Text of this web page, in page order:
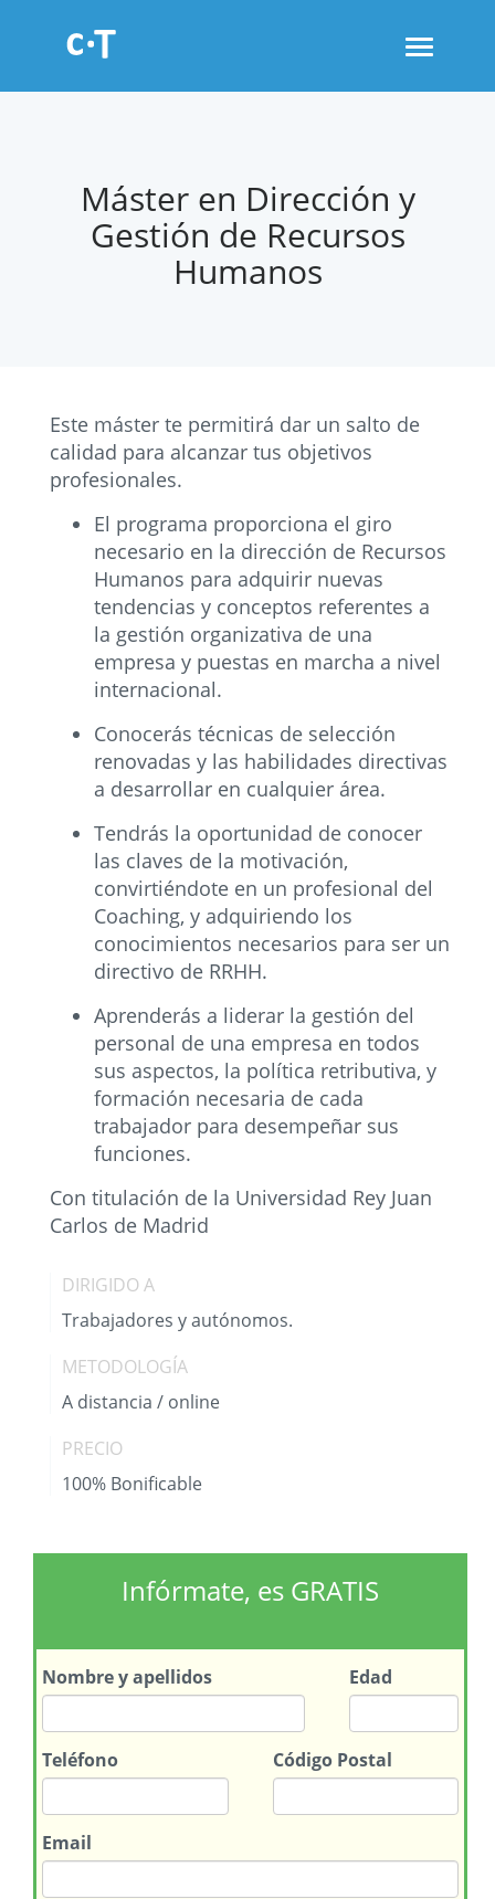
Toggle
Máster en Dirección y
Gestión de Recursos
Humanos
Este máster te permitirá dar un salto de
calidad para alcanzar tus objetivos
profesionales.
El programa proporciona el giro
necesario en la dirección de Recursos
Humanos para adquirir nuevas
tendencias y conceptos referentes a
la gestión organizativa de una
empresa y puestas en marcha a nivel
internacional.
Conocerás técnicas de selección
renovadas y las habilidades directivas
a desarrollar en cualquier área.
Tendrás la oportunidad de conocer
las claves de la motivación,
convirtiéndote en un profesional del
Coaching, y adquiriendo los
conocimientos necesarios para ser un
directivo de RRHH.
Aprenderás a liderar la gestión del
personal de una empresa en todos
sus aspectos, la política retributiva, y
formación necesaria de cada
trabajador para desempeñar sus
funciones.
Con titulación de la Universidad Rey Juan
Carlos de Madrid
DIRIGIDO A
Trabajadores y autónomos.
METODOLOGÍA
A distancia / online
PRECIO
100% Bonificable
Infórmate, es GRATIS
Nombrey apellidos Edad
Teléfono Código Postal
Email